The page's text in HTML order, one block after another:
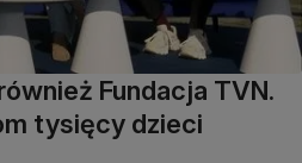
Fundacja TVN.
tysięcy dzieci